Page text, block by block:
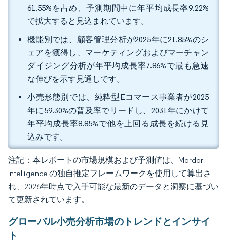
61.55%を占め、予測期間中に年平均成長率9.22%
で拡大すると見込まれています。
機能別では、顧客管理分析が2025年に21.85%のシ
ェアを獲得し、マーケティングおよびマーチャン
ダイジング分析が年平均成長率7.86%で最も急速
な伸びを示す見通しです。
小売形態別では、純粋型Eコマース事業者が2025
年に59.30%の普及率でリードし、2031年にかけて
年平均成長率8.85%で他を上回る成長を続ける見
込みです。
注記：本レポートの市場規模および予測値は、Mordor
Intelligence の独自推定フレームワークを使用して算出さ
れ、2026年時点で入手可能な最新のデータと洞察に基づい
て更新されています。
グローバル小売分析市場のトレンドとインサイ
ト